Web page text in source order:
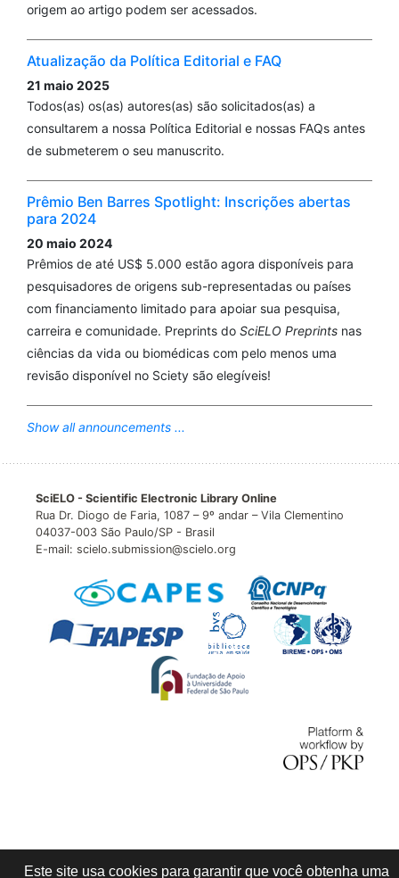
origem ao artigo podem ser acessados.
Atualização da Política Editorial e FAQ
21 maio 2025
Todos(as) os(as) autores(as) são solicitados(as) a
consultarem a nossa Política Editorial e nossas FAQs antes
de submeterem o seu manuscrito.
Prêmio Ben Barres Spotlight: Inscrições abertas
para 2024
20 maio 2024
Prêmios de até US$ 5.000 estão agora disponíveis para
pesquisadores de origens sub-representadas ou países
com financiamento limitado para apoiar sua pesquisa,
carreira e comunidade. Preprints do SciELO Preprints nas
ciências da vida ou biomédicas com pelo menos uma
revisão disponível no Sciety são elegíveis!
Show all announcements ...
SciELO - Scientific Electronic Library Online
Rua Dr. Diogo de Faria, 1087 – 9º andar – Vila Clementino
04037-003 São Paulo/SP - Brasil
E-mail: scielo.submission@scielo.org
Este site usa cookies para garantir que você obtenha uma